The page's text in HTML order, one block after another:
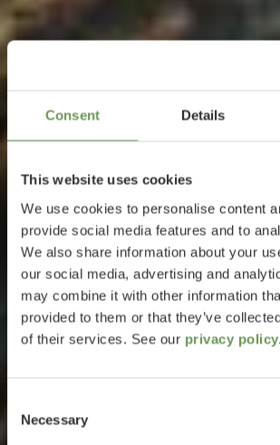
Consent Details
This website uses cookies
We use cookies to personalise content
provide social media features and to
We also share information about your
our social media, advertising and
may combine it with other information
provided to them or that they’ve
of their services. See our privacy policy.
Selection
Necessary